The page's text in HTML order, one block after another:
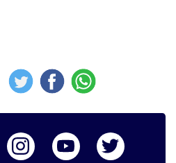
Logo FacebookLogo InstagramLogo Youtube